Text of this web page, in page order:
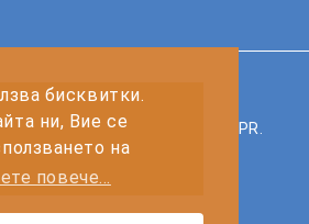
бисквитки.
ни, Вие се
на
повече...
е 100% съобразен с GDPR.
лични данни